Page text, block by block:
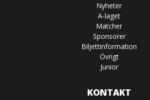
Nyheter
A-laget
Matcher
Sponsorer
Biljettinformation
Övrigt
Junior
KONTAKT